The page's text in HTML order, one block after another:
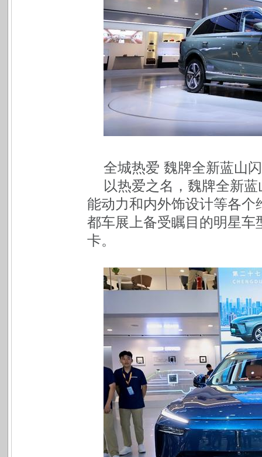
全城热爱 魏牌全新蓝山
以热爱之名，魏牌全新
能动力和内外饰设计等各
都车展上备受瞩目的明星
卡。